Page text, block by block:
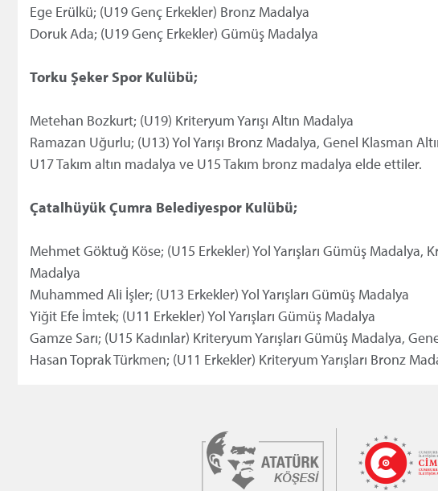
Ege Erülkü; (U19 Genç Erkekler) Bronz Madalya
Doruk Ada; (U19 Genç Erkekler) Gümüş Madalya
Torku Şeker Spor Kulübü;
Metehan Bozkurt; (U19) Kriteryum Yarışı Altın Madalya
Ramazan Uğurlu; (U13) Yol Yarışı Bronz Madalya, Genel Klasman
U17 Takım altın madalya ve U15 Takım bronz madalya elde ettiler.
Çatalhüyük Çumra Belediyespor Kulübü;
Mehmet Göktuğ Köse; (U15 Erkekler) Yol Yarışları Gümüş Madalya,
Madalya
Muhammed Ali İşler; (U13 Erkekler) Yol Yarışları Gümüş Madalya
Yiğit Efe İmtek; (U11 Erkekler) Yol Yarışları Gümüş Madalya
Gamze Sarı; (U15 Kadınlar) Kriteryum Yarışları Gümüş Madalya,
Hasan Toprak Türkmen; (U11 Erkekler) Kriteryum Yarışları Bronz